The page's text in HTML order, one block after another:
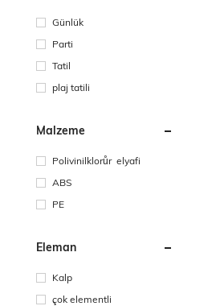
Günlük
Parti
Tatil
plaj tatili
Malzeme
Polivinilklorůr elyafi
ABS
PE
Eleman
Kalp
çok elementli